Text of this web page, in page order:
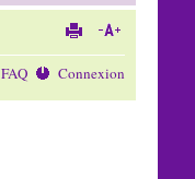
FAQ Connexion